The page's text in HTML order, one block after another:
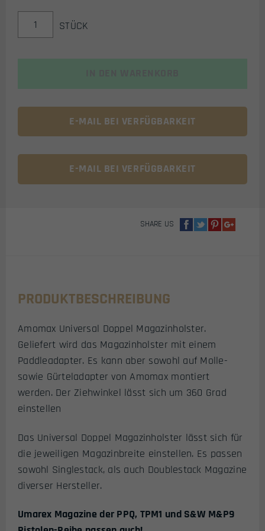
UNIVERSAL
DOPPEL
STÜCK
E-MAIL BEI VERFÜGBARKEIT
E-MAIL BEI VERFÜGBARKEIT
SHARE US
PRODUKTBESCHREIBUNG
Amomax Universal Doppel Magazinholster.
Geliefert wird das Magazinholster mit einem
Paddleadapter. Es kann aber sowohl auf Molle-
sowie Gürteladapter von Amomax montiert
werden. Der Ziehwinkel lässt sich um 360 Grad
einstellen
Das Universal Doppel Magazinholster lässt sich für
die jeweiligen Magazinbreite einstellen. Es passen
sowohl Singlestack, als auch Doublestack Magazine
diverser Hersteller.
Umarex Magazine der PPQ, TPM1 und S&W M&P9